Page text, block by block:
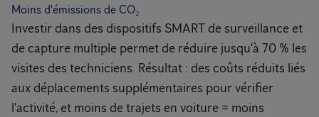
Moins d'émissions de CO₂
Investir dans des dispositifs SMART de surveillance et
de capture multiple permet de réduire jusqu'à 70 % les
visites des techniciens. Résultat : des coûts réduits liés
aux déplacements supplémentaires pour vérifier
l'activité, et moins de trajets en voiture = moins